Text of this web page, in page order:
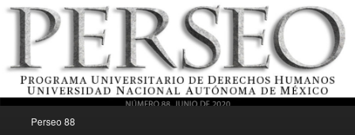
Ir al contenido secundario
Perseo 88